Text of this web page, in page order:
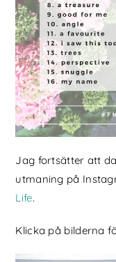
Jag fortsätter att
utmaning på
Life.
Klicka på bilderna